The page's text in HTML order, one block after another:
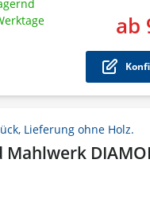
ab
Mahlwerk